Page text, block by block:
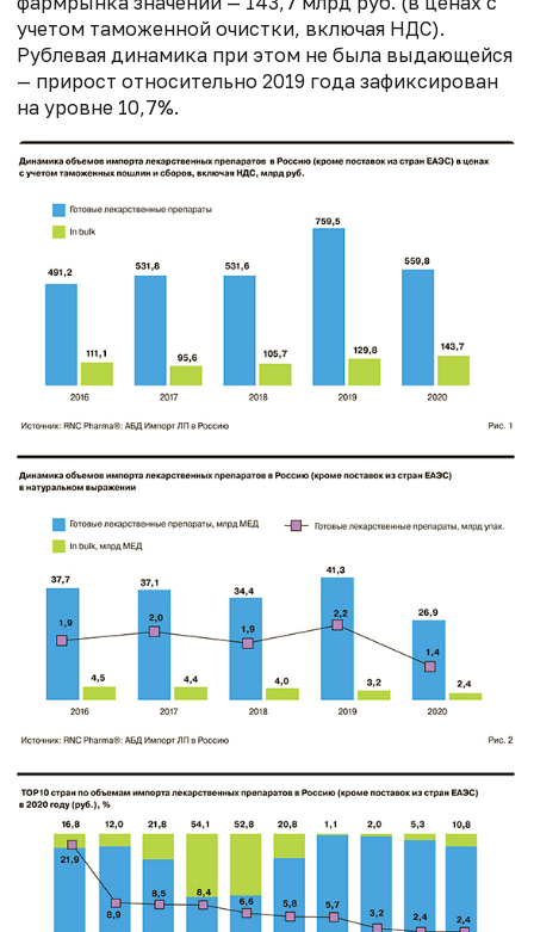
учетом таможенной очистки, включая НДС).
Рублевая динамика при этом не была выдающейся
— прирост относительно 2019 года зафиксирован
на уровне 10,7%.